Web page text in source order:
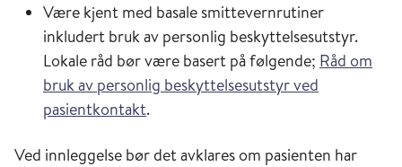
Være kjent med basale smittevernrutiner
inkludert bruk av personlig beskyttelsesutstyr.
Lokale råd bør være basert på følgende; Råd om
bruk av personlig beskyttelsesutstyr ved
pasientkontakt.
Ved innleggelse bør det avklares om pasienten har